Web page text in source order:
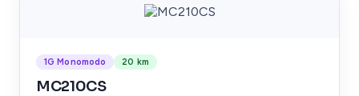
1G Monomodo 20 km
MC210CS